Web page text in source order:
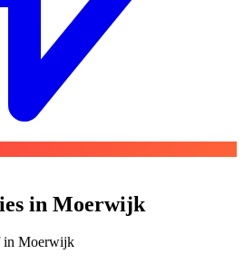
in Moerwijk
in Moerwijk